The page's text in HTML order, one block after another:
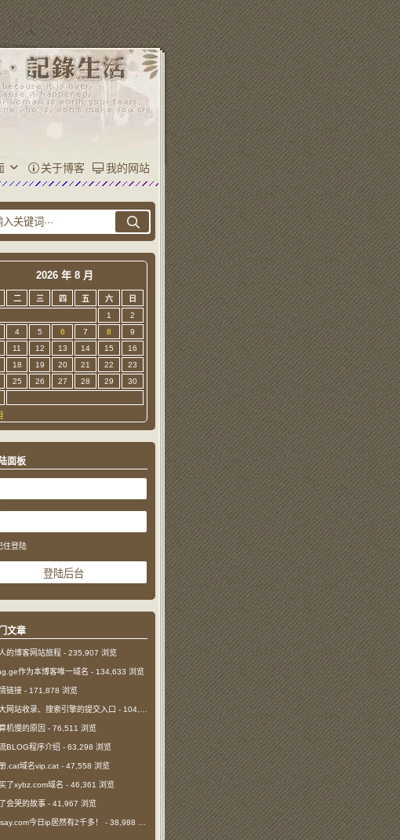
关于博客 我的网站
2026 年 8 月
二 三 四 五 六
日
1
2
4 5 6 7 8
9
11 12 13 14 15
16
18 19 20 21 22
23
25 26 27 28 29
30
面板
住登陆
文章
的博客网站旅程 - 235,907 浏览
作为本博客唯一域名 - 134,633 浏览
链接 - 171,878 浏览
网站收录、搜索引擎的提交入口 - 104,571 浏览
机慢的原因 - 76,511 浏览
BLOG程序介绍 - 63,298 浏览
.cat域名vip.cat - 47,558 浏览
了xybz.com域名 - 46,361 浏览
会哭的故事 - 41,967 浏览
今日ip居然有2千多！ - 38,988 浏览